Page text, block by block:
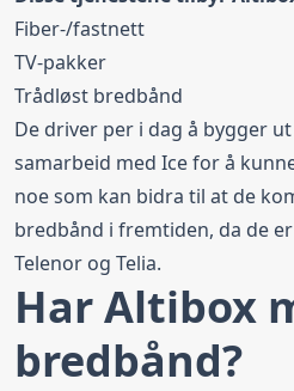
Fiber-/fastnett
TV-pakker
Trådløst bredbånd
De driver per i dag å bygger
samarbeid med Ice for å
noe som kan bidra til at de
bredbånd i fremtiden, da de
Telenor og Telia.
Har Altibox
bredbånd?